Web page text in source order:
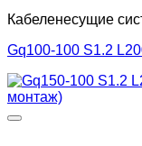
Кабеленесущие
Gq100-100 S1.2